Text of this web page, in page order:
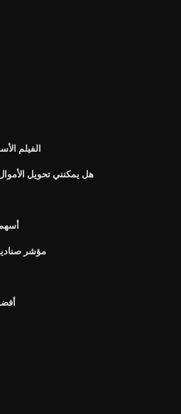
الفيلم
هل يمكنني تحويل
أسهم
مؤشر